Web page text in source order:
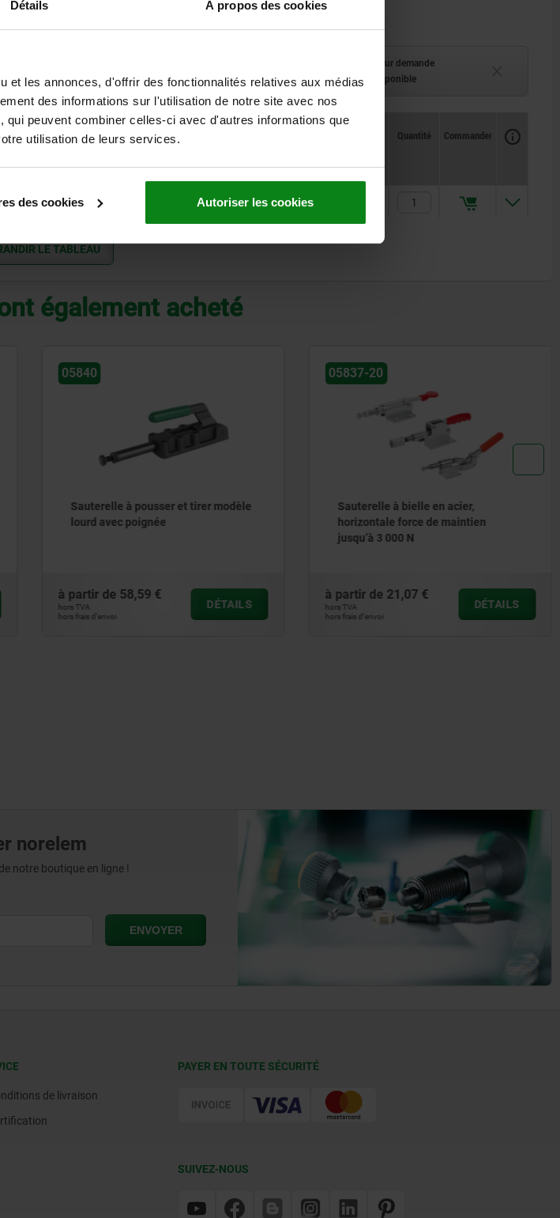
Détails À propos des cookies
et les annonces, d'offrir des fonctionnalités relatives aux médias
des informations sur l'utilisation de notre site avec nos
peuvent combiner celles-ci avec d'autres informations que
utilisation de leurs services.
des cookies Autoriser les cookies
LE TABLEAU
Délai de livraison sur demande
Expédition sous 1 à 2 semaines
Actuellement indisponible
Quantité Commander
LE TABLEAU
également acheté
05840
Sauterelle à pousser et tirer modèle
lourd avec poignée
à partir de 58,59 €
hors TVA
hors frais d’envoi
DÉTAILS
05837-20
Sauterelle à bielle en acier,
horizontale force de maintien
jusqu’à 3 000 N
à partir de 21,07 €
hors TVA
hors frais d’envoi
DÉTAILS
norelem
notre boutique en ligne !
de livraison
PAYER EN TOUTE SÉCURITÉ
SUIVEZ-NOUS